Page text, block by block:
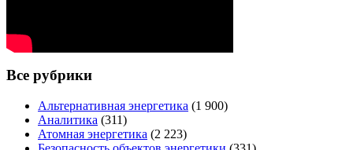
Все рубрики
Альтернативная энергетика (1 900)
Аналитика (311)
Атомная энергетика (2 223)